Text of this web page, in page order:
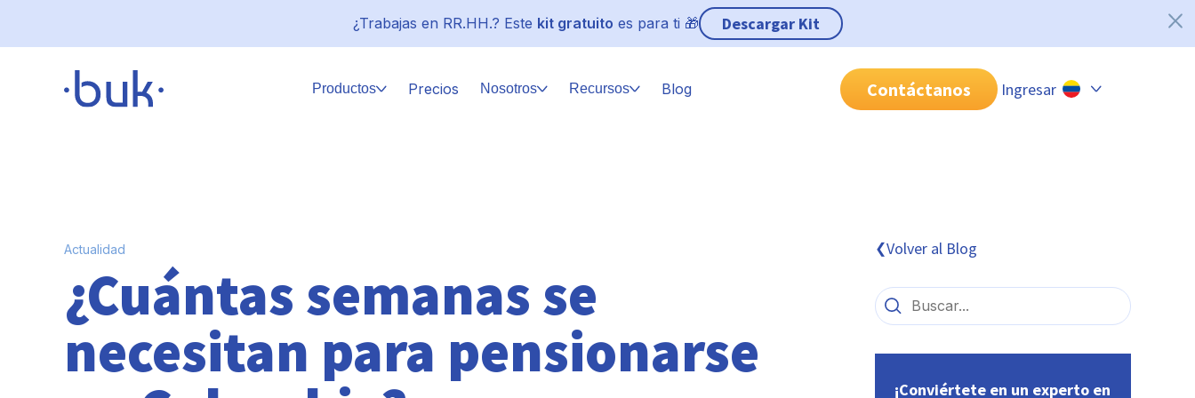
¿Trabajas en RR.HH.? Este kit gratuito es para ti 🎁 Descargar Kit
Productos Precios Nosotros Recursos Blog Contáctanos Ingresar
Actualidad
¿Cuántas semanas se
necesitan para pensionarse
❮Volver al Blog
¡Conviértete en un experto en